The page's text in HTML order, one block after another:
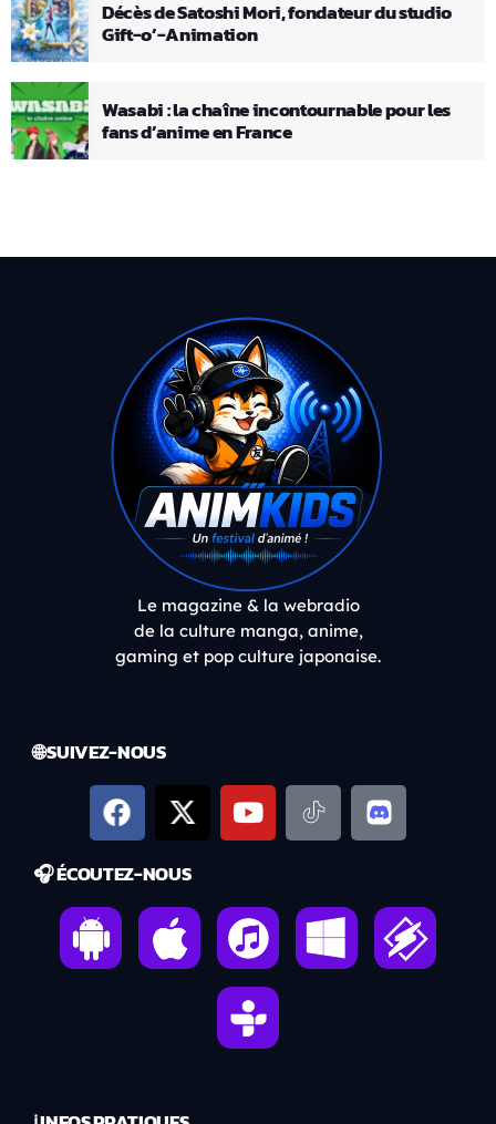
Décès de Satoshi Mori, fondateur du studio
Gift-o’-Animation
Wasabi : la chaîne incontournable pour les
fans d’anime en France
Le magazine & la webradio
de la culture manga, anime,
gaming et pop culture japonaise.
🌐 SUIVEZ-NOUS
🎧 ÉCOUTEZ-NOUS